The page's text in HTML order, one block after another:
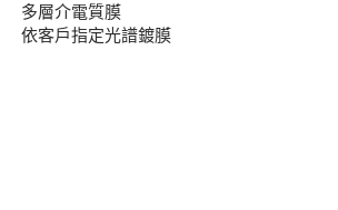
多層介電質膜
依客戶指定光譜鍍膜